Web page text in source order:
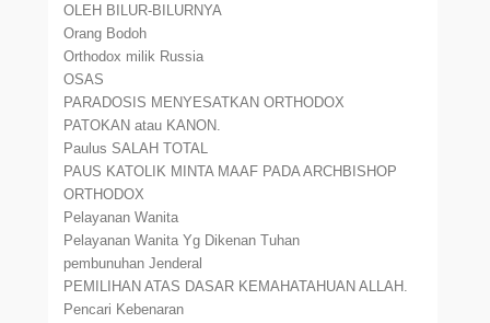
OLEH BILUR-BILURNYA
Orang Bodoh
Orthodox milik Russia
OSAS
PARADOSIS MENYESATKAN ORTHODOX
PATOKAN atau KANON.
Paulus SALAH TOTAL
PAUS KATOLIK MINTA MAAF PADA ARCHBISHOP
ORTHODOX
Pelayanan Wanita
Pelayanan Wanita Yg Dikenan Tuhan
pembunuhan Jenderal
PEMILIHAN ATAS DASAR KEMAHATAHUAN ALLAH.
Pencari Kebenaran